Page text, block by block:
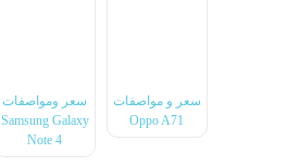
سعر و مواصفات
Oppo A71
سعر ومواصفات
Samsung Galaxy
Note 4